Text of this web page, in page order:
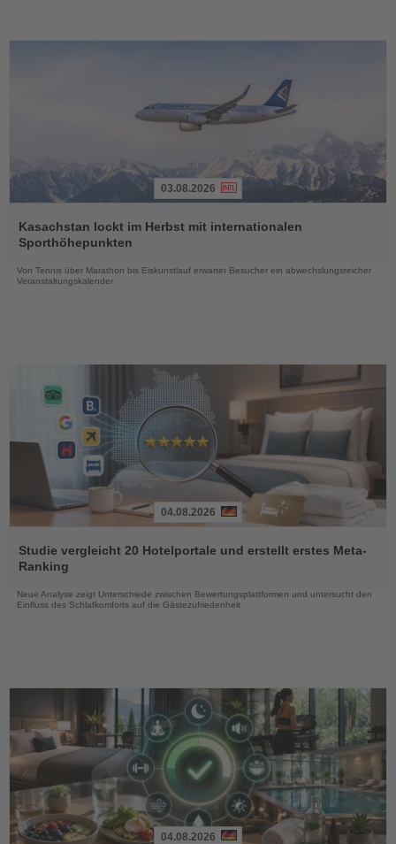
Sie
die
Nachrichten
03.08.2026
Kasachstan lockt im Herbst mit internationalen
Sporthöhepunkten
Von Tennis über Marathon bis Eiskunstlauf erwartet Besucher ein abwechslungsreicher
Veranstaltungskalender
Sie
die
Nachrichten
04.08.2026
Studie vergleicht 20 Hotelportale und erstellt erstes Meta-
Ranking
Neue Analyse zeigt Unterschiede zwischen Bewertungsplattformen und untersucht den
Einfluss des Schlafkomforts auf die Gästezufriedenheit
04.08.2026